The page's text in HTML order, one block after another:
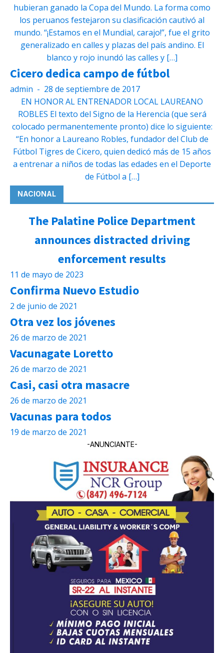
hubieran ganado la Copa del Mundo. La forma como
los peruanos festejaron su clasificación cautivó al
mundo. “¡Estamos en el Mundial, carajo!”, fue el grito
generalizado en calles y plazas del país andino. El
blanco y rojo inundó las calles y […]
Cicero dedica campo de fútbol
admin - 28 de septiembre de 2017
EN HONOR AL ENTRENADOR LOCAL LAUREANO
ROBLES El texto del Signo de la Herencia (que será
colocado permanentemente pronto) dice lo siguiente:
“En honor a Laureano Robles, fundador del Club de
Fútbol Tigres de Cicero, quien dedicó más de 15 años
a entrenar a niños de todas las edades en el Deporte
de Fútbol a […]
NACIONAL
The Palatine Police Department
announces distracted driving
enforcement results
11 de mayo de 2023
Confirma Nuevo Estudio
2 de junio de 2021
Otra vez los jóvenes
26 de marzo de 2021
Vacunagate Loretto
26 de marzo de 2021
Casi, casi otra masacre
26 de marzo de 2021
Vacunas para todos
19 de marzo de 2021
-ANUNCIANTE-